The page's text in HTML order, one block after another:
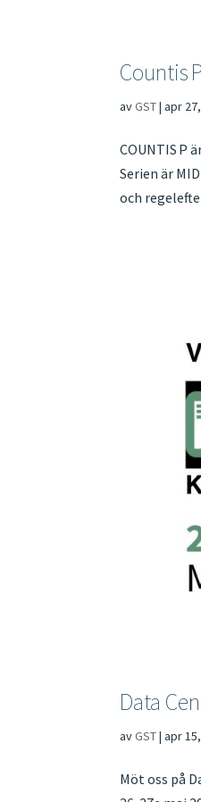
Countis
avGST|apr
COUNTIS P
Serien är
och
Data
avGST|apr
Möt oss på